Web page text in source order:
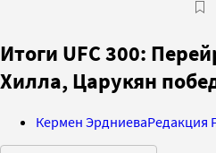
Итоги UFC 300:
Хилла, Царукян
Кермен ЭрдниеваРедакция